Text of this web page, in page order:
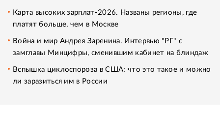
Карта высоких зарплат-2026. Названы регионы, где
платят больше, чем в Москве
Война и мир Андрея Заренина. Интервью "РГ" с
замглавы Минцифры, сменившим кабинет на блиндаж
Вспышка циклоспороза в США: что это такое и можно
ли заразиться им в России